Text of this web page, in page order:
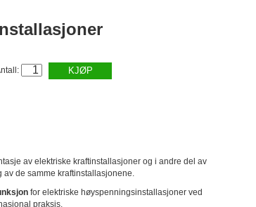
KJØP
av elektriske kraftinstallasjoner og i andre del av
de samme kraftinstallasjonene.
for elektriske høyspenningsinstallasjoner ved
praksis.